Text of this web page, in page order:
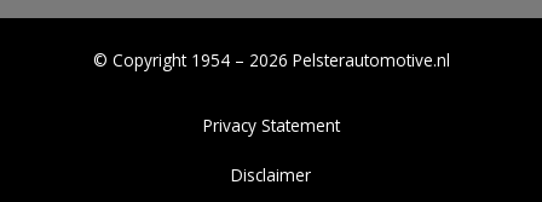
© Copyright 1954 – 2026 Pelsterautomotive.nl
Privacy Statement
Disclaimer